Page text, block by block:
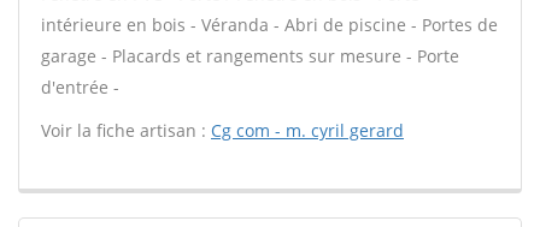
intérieure en bois - Véranda - Abri de piscine - Portes de
garage - Placards et rangements sur mesure - Porte
d'entrée -
Voir la fiche artisan : Cg com - m. cyril gerard